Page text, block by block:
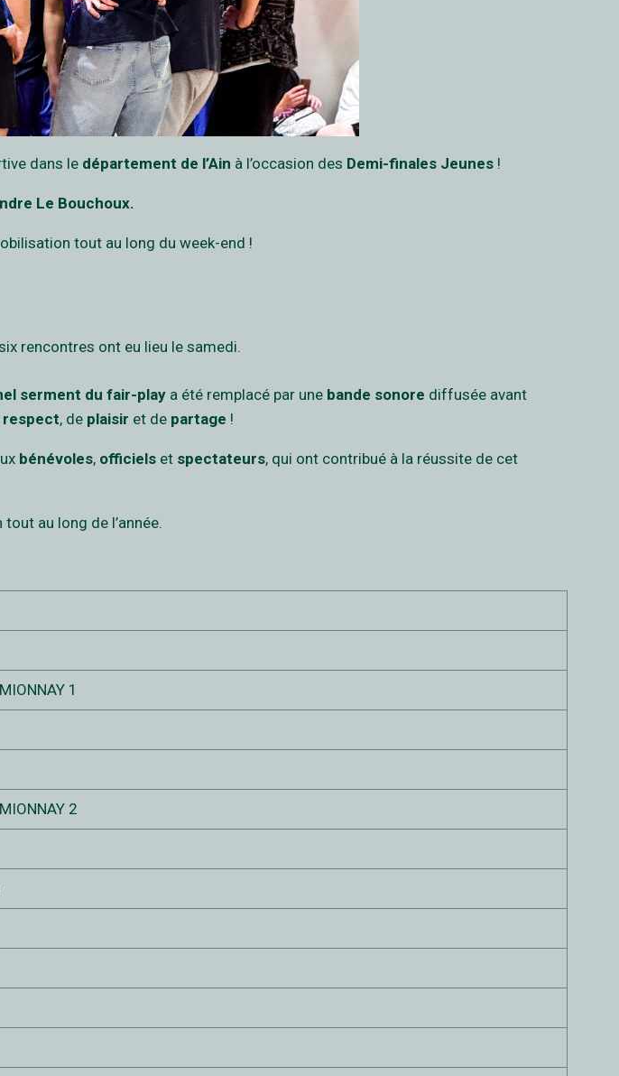
dans le département de l’Ain à l’occasion des Demi-finales Jeunes !
Le Bouchoux.
tout au long du week-end !
rencontres ont eu lieu le samedi.
serment du fair-play a été remplacé par une bande sonore diffusée avant
respect, de plaisir et de partage !
bénévoles, officiels et spectateurs, qui ont contribué à la réussite de cet
au long de l’année.
1
2